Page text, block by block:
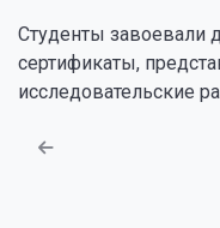
Студенты завоевали
сертификаты,
исследовательские